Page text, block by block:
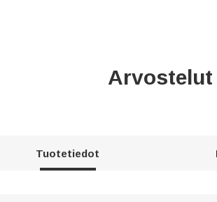
Arvostelut
Tuotetiedot